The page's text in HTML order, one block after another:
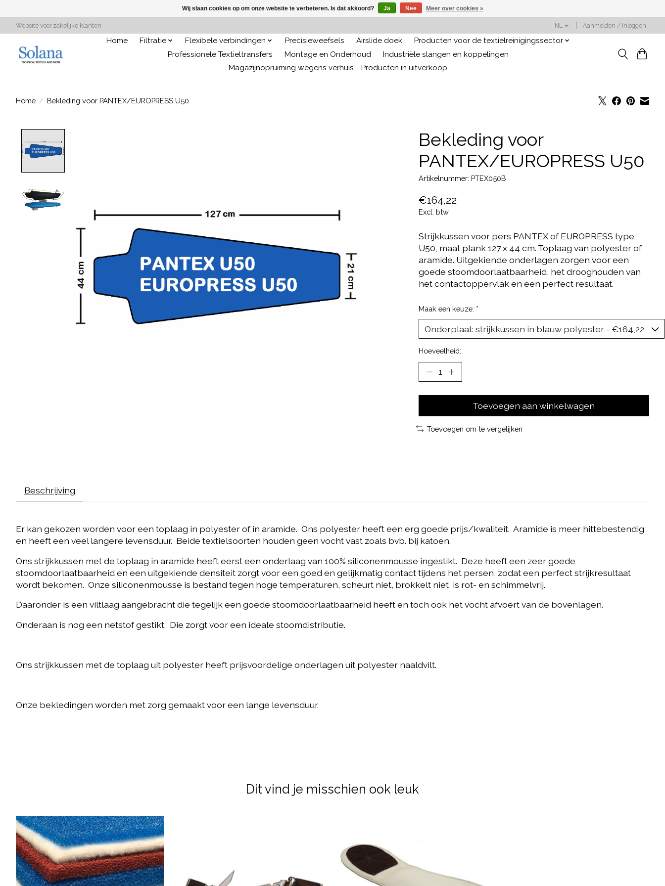
Website voor zakelijke klanten NL Aanmelden / Inloggen
Home Filtratie Flexibele verbindingen Precisieweefsels Airslide doek
Producten voor de textielreinigingssector
Professionele Textieltransfers
Montage en Onderhoud
Industriële slangen en koppelingen
Magazijnopruiming wegens verhuis - Producten in uitverkoop
Home / Bekleding voor PANTEX/EUROPRESS U50
Bekleding voor
PANTEX/EUROPRESS U50
Artikelnummer: PTEX050B
€164,22
Excl. btw
Strijkkussen voor pers PANTEX of EUROPRESS type
U50, maat plank 127 x 44 cm. Toplaag van polyester of
aramide. Uitgekiende onderlagen zorgen voor een
goede stoomdoorlaatbaarheid, het drooghouden van
het contactoppervlak en een perfect resultaat.
Maak een keuze: *
Hoeveelheid:
Toevoegen aan winkelwagen
Toevoegen om te vergelijken
Beschrijving
Er kan gekozen worden voor een toplaag in polyester of in aramide. Ons polyester heeft een erg goede prijs/kwaliteit. Aramide is meer hittebestendig
en heeft een veel langere levensduur. Beide textielsoorten houden geen vocht vast zoals bvb. bij katoen.
Ons strijkkussen met de toplaag in aramide heeft eerst een onderlaag van 100% siliconenmousse ingestikt. Deze heeft een zeer goede
stoomdoorlaatbaarheid en een uitgekiende densiteit zorgt voor een goed en gelijkmatig contact tijdens het persen, zodat een perfect strijkresultaat
wordt bekomen. Onze siliconenmousse is bestand tegen hoge temperaturen, scheurt niet, brokkelt niet, is rot- en schimmelvrij.
Daaronder is een viltlaag aangebracht die tegelijk een goede stoomdoorlaatbaarheid heeft en toch ook het vocht afvoert van de bovenlagen.
Onderaan is nog een netstof gestikt. Die zorgt voor een ideale stoomdistributie.
Ons strijkkussen met de toplaag uit polyester heeft prijsvoordelige onderlagen uit polyester naaldvilt.
Onze bekledingen worden met zorg gemaakt voor een lange levensduur.
Dit vind je misschien ook leuk
Items van productcarrousel
Wij slaan cookies op om onze website te verbeteren. Is dat akkoord? Ja Nee Meer over cookies »